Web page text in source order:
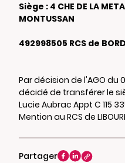
Siège : 4 CHE DE LA
MONTUSSAN
492998505 RCS de
Par décision de l'AGO du
décidé de transférer le
Lucie Aubrac Appt C 115
Mention au RCS de
Partager